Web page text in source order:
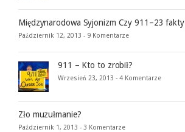
Międzynarodowa Syjonizm Czy 911–23 fakty
Październik 12, 2013 - 9 Komentarze
911 – Kto to zrobił?
Wrzesień 23, 2013 - 4 Komentarze
Zło muzułmanie?
Październik 1, 2013 - 3 Komentarze